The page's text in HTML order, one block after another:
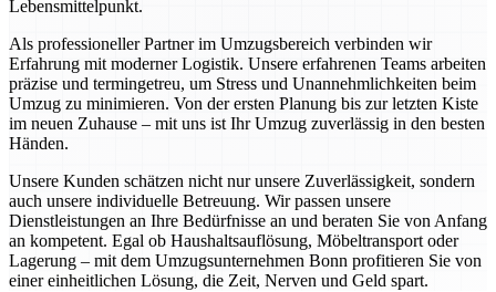
Lebensmittelpunkt.
Als professioneller Partner im Umzugsbereich verbinden wir
Erfahrung mit moderner Logistik. Unsere erfahrenen Teams arbeiten
präzise und termingetreu, um Stress und Unannehmlichkeiten beim
Umzug zu minimieren. Von der ersten Planung bis zur letzten Kiste
im neuen Zuhause – mit uns ist Ihr Umzug zuverlässig in den besten
Händen.
Unsere Kunden schätzen nicht nur unsere Zuverlässigkeit, sondern
auch unsere individuelle Betreuung. Wir passen unsere
Dienstleistungen an Ihre Bedürfnisse an und beraten Sie von Anfang
an kompetent. Egal ob Haushaltsauflösung, Möbeltransport oder
Lagerung – mit dem Umzugsunternehmen Bonn profitieren Sie von
einer einheitlichen Lösung, die Zeit, Nerven und Geld spart.